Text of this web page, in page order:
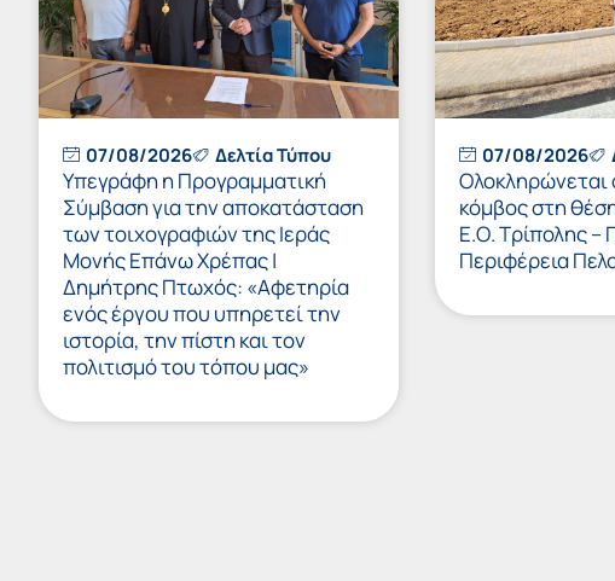
07/08/2026 Δελτία Τύπου
Υπεγράφη η Προγραμματική
Σύμβαση για την αποκατάσταση
των τοιχογραφιών της Ιεράς
Μονής Επάνω Χρέπας |
Δημήτρης Πτωχός: «Αφετηρία
ενός έργου που υπηρετεί την
ιστορία, την πίστη και τον
πολιτισμό του τόπου μας»
07/08/2026
Ολοκληρώνεται
κόμβος στη
Ε.Ο. Τρίπολης –
Περιφέρεια